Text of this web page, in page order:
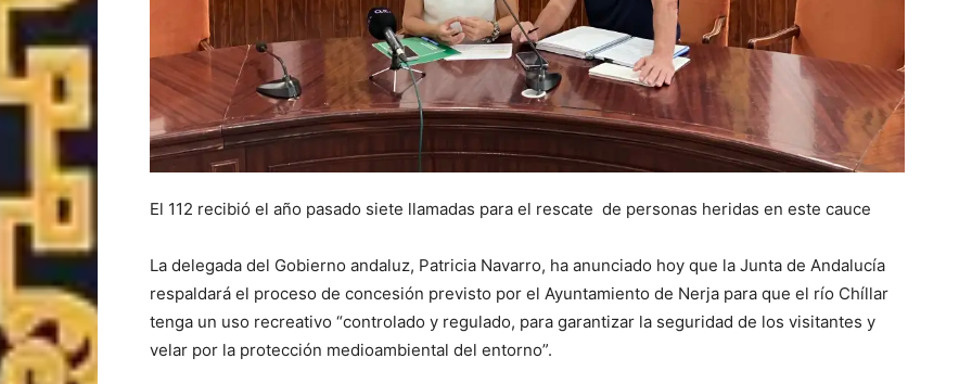
El 112 recibió el año pasado siete llamadas para el rescate de personas heridas en este cauce
La delegada del Gobierno andaluz, Patricia Navarro, ha anunciado hoy que la Junta de Andalucía
respaldará el proceso de concesión previsto por el Ayuntamiento de Nerja para que el río Chíllar
tenga un uso recreativo “controlado y regulado, para garantizar la seguridad de los visitantes y
velar por la protección medioambiental del entorno”.